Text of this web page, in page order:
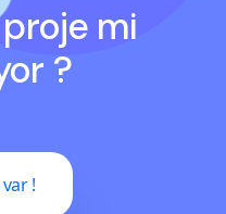
proje mi
?
!